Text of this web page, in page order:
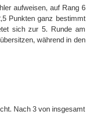
aufweisen, auf Rang 6
Punkten ganz bestimmt
sich zur 5. Runde am
während in den
Nach 3 von insgesamt